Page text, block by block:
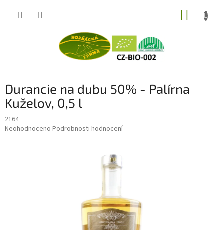
Durancie na dubu 50% - Palírna
Kuželov, 0,5 l
2164
Průměrné
Neohodnoceno Podrobnosti hodnocení